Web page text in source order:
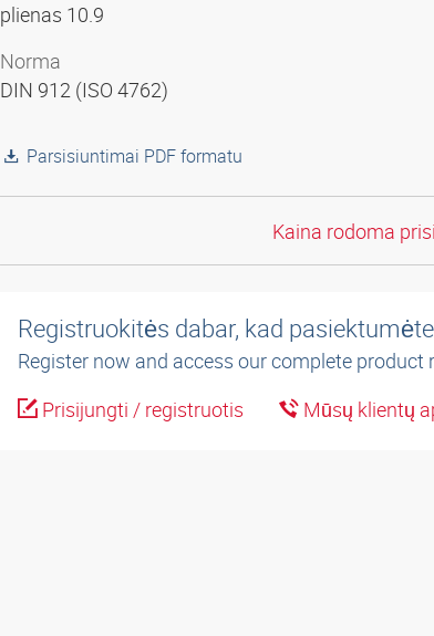
plienas 10.9
Norma
DIN 912 (ISO 4762)
Parsisiuntimai PDF formatu
Kaina rodoma
Registruokitės dabar, kad
Register now and access our complete product
Prisijungti / registruotis
Mūsų klientų